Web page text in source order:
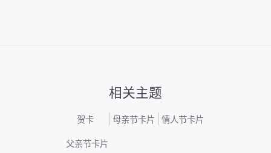
相关主题
贺卡 母亲节卡片 情人节卡片
父亲节卡片